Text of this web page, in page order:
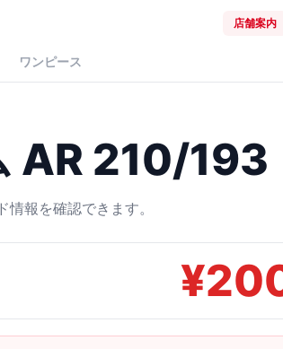
店舗案内
ワンピース
AR 210/193
報を確認できます。
¥